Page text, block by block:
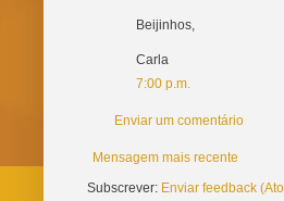
Beijinhos,
Carla
7:00 p.m.
Enviar um comentário
Mensagem mais recente
Subscrever: Enviar feedback